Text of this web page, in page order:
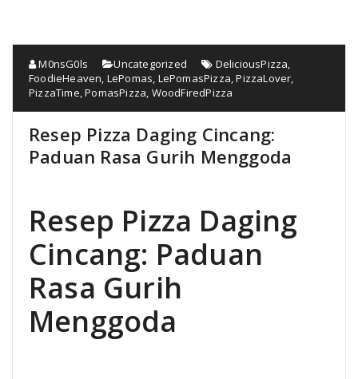
M0nsG0ls Uncategorized DeliciousPizza
FoodieHeaven LePomas LePomasPizza ,PizzaLover
PizzaTime ,PomasPizza WoodFiredPizza
Resep Pizza Daging Cincang:
Paduan Rasa Gurih Menggoda
Resep Pizza Daging
Cincang: Paduan
Rasa Gurih
Menggoda